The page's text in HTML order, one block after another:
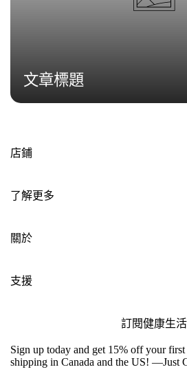
文章標題
店鋪
了解更多
關於
支援
訂閱健康生活
Sign up today and get 15% off your
shipping in Canada and the US! —Just